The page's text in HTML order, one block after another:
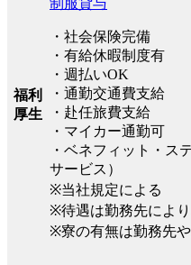
福利
厚生
・社会保険完備
・有給休暇制度有
・週払いOK
・通勤交通費支給
・赴任旅費支給
・マイカー通勤可
・ベネフィット・ス
サービス）
※当社規定による
※待遇は勤務先により
※寮の有無は勤務先